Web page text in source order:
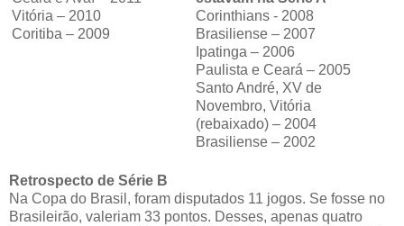
Vitória – 2010
Coritiba – 2009
Corinthians - 2008
Brasiliense – 2007
Ipatinga – 2006
Paulista e Ceará – 2005
Santo André, XV de
Novembro, Vitória
(rebaixado) – 2004
Brasiliense – 2002
Retrospecto de Série B
Na Copa do Brasil, foram disputados 11 jogos. Se fosse no
Brasileirão, valeriam 33 pontos. Desses, apenas quatro